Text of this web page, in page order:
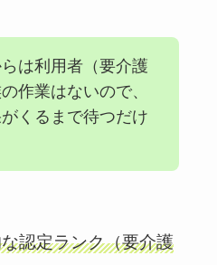
は利用者（要介護
作業はないので、
くるまで待つだけ
認定ランク（要介護